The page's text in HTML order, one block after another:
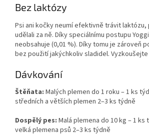
Bez laktózy
Psi ani kočky neumí efektivně trávit
udělali za ně. Díky speciálnímu postupu
neobsahuje (0,01 %). Díky tomu je zároveň
bez použití jakýchkoliv sladidel. Vyzkoušejte
Dávkování
Štěňata: Malých plemen do 1 roku – 1 ks
středních a větších plemen 2–3 ks týdně
Dospělý pes: Malá plemena do 10 kg – 1
velká plemena psů 2–3 ks týdně